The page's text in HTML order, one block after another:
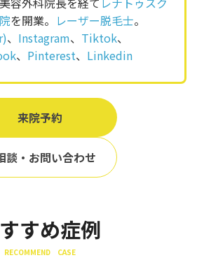
を開業。 レーザー脱毛士。
、 Instagram、 Tiktok、
、 Pinterest、 Linkedin
来院予約
談・お問い合わせ
すめ症例
RECOMMEND CASE